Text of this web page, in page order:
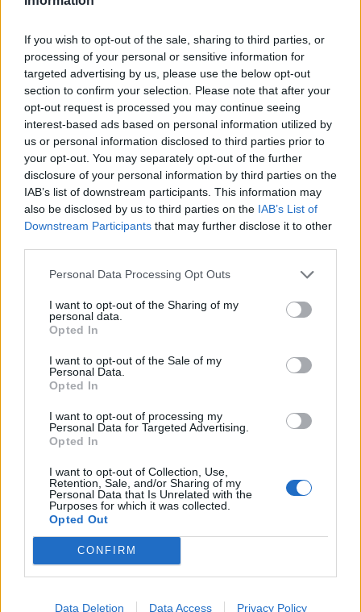
If you wish to opt-out of the sale, sharing to third parties, or
processing of your personal or sensitive information for
targeted advertising by us, please use the below opt-out
section to confirm your selection. Please note that after your
opt-out request is processed you may continue seeing
interest-based ads based on personal information utilized by
us or personal information disclosed to third parties prior to
your opt-out. You may separately opt-out of the further
disclosure of your personal information by third parties on the
IAB’s list of downstream participants. This information may
also be disclosed by us to third parties on the IAB’s List of
Downstream Participants that may further disclose it to other
Personal Data Processing Opt Outs
I want to opt-out of the Sharing of my
personal data.
Opted In
I want to opt-out of the Sale of my
Personal Data.
Opted In
I want to opt-out of processing my
Personal Data for Targeted Advertising.
Opted In
I want to opt-out of Collection, Use,
Retention, Sale, and/or Sharing of my
Personal Data that Is Unrelated with the
Purposes for which it was collected.
Opted Out
CONFIRM
Data Deletion Data Access Privacy Policy
Classic Mantra
Riepilogo stagione
Titolare 29 - 76
Entrato 3 - 7%
Squalificato 0 - 0%
Infortunato 0 - 0%
Scarica riepilogo
stagionale
GEN 0-0 LEC
GEN 0-1
1-1 GEN